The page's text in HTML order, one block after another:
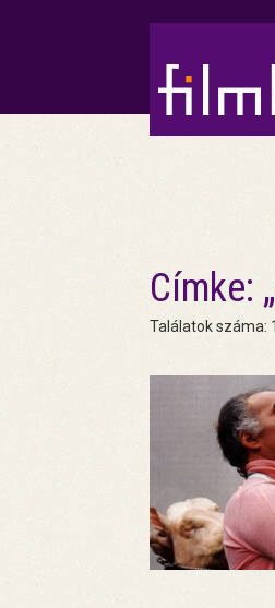
Címke:
Találatok száma: 1